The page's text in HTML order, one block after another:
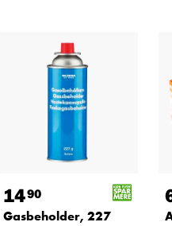
1490
Gasbeholder, 227